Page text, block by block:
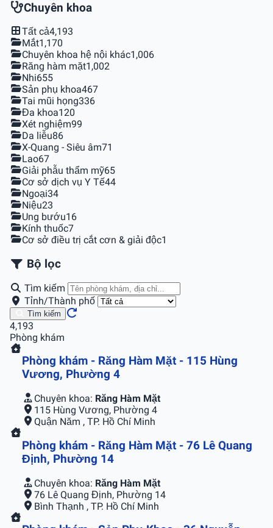
Chuyên khoa
Tất cả4,193
Mắt1,170
Chuyên khoa hệ nội khác1,006
Răng hàm mặt1,002
Nhi655
Sản phụ khoa467
Tai mũi họng336
Đa khoa120
Xét nghiệm99
Da liễu86
X-Quang - Siêu âm71
Lao67
Giải phẫu thẩm mỹ65
Cơ sở dịch vụ Y Tế44
Ngoại34
Niệu23
Ung bướu16
Kính thuốc7
Cơ sở điều trị cắt cơn & giải độc1
Bộ lọc
Tìm kiếm
Tỉnh/Thành phố
Tìm kiếm
4,193
Phòng khám
Phòng khám - Răng Hàm Mặt - 115 Hùng
Vương, Phường 4
Chuyên khoa: Răng Hàm Mặt
115 Hùng Vương, Phường 4
Quận Năm , TP. Hồ Chí Minh
Phòng khám - Răng Hàm Mặt - 76 Lê Quang
Định, Phường 14
Chuyên khoa: Răng Hàm Mặt
76 Lê Quang Định, Phường 14
Bình Thạnh , TP. Hồ Chí Minh